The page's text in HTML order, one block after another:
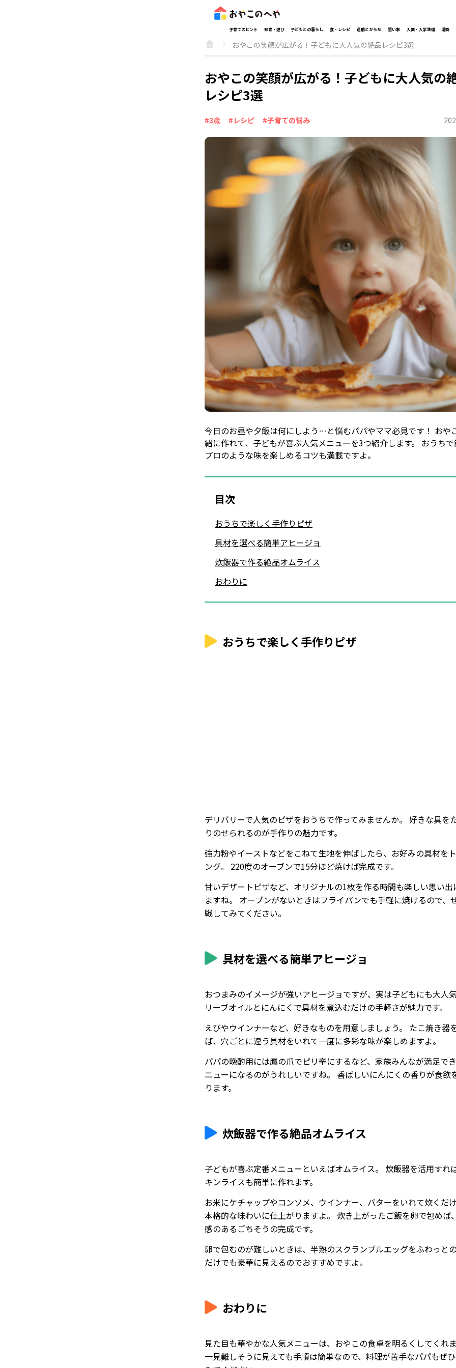
子育てのヒント 知育・遊び 子どもとの暮らし 食・レシピ 運動とからだ 習い事 入園・入学準備 漫画
おやこの笑顔が広がる！子どもに大人気の絶品レシピ3選
おやこの笑顔が広がる！子どもに大人気の
レシピ3選
#3歳 #レシピ #子育ての悩み
今日のお昼や夕飯は何にしよう…と悩むパパやママ必見です！ おや
緒に作れて、子どもが喜ぶ人気メニューを3つ紹介します。 おうち
プロのような味を楽しめるコツも満載ですよ。
目次
おうちで楽しく手作りピザ
具材を選べる簡単アヒージョ
炊飯器で作る絶品オムライス
おわりに
おうちで楽しく手作りピザ
デリバリーで人気のピザをおうちで作ってみませんか。 好きな具を
りのせられるのが手作りの魅力です。
強力粉やイーストなどをこねて生地を伸ばしたら、お好みの具材を
ング。 220度のオーブンで15分ほど焼けば完成です。
甘いデザートピザなど、オリジナルの1枚を作る時間も楽しい思い出
ますね。 オーブンがないときはフライパンでも手軽に焼けるので、
戦してみてください。
具材を選べる簡単アヒージョ
おつまみのイメージが強いアヒージョですが、実は子どもにも大人
リーブオイルとにんにくで具材を煮込むだけの手軽さが魅力です。
えびやウインナーなど、好きなものを用意しましょう。 たこ焼き器
ば、穴ごとに違う具材をいれて一度に多彩な味が楽しめますよ。
パパの晩酌用には鷹の爪でピリ辛にするなど、家族みんなが満足で
ニューになるのがうれしいですね。 香ばしいにんにくの香りが食欲
ります。
炊飯器で作る絶品オムライス
子どもが喜ぶ定番メニューといえばオムライス。 炊飯器を活用すれ
キンライスも簡単に作れます。
お米にケチャップやコンソメ、ウインナー、バターをいれて炊くだけ
本格的な味わいに仕上がりますよ。 炊き上がったご飯を卵で包めば
感のあるごちそうの完成です。
卵で包むのが難しいときは、半熟のスクランブルエッグをふわっと
だけでも豪華に見えるのでおすすめですよ。
おわりに
見た目も華やかな人気メニューは、おやこの食卓を明るくしてくれま
一見難しそうに見えても手順は簡単なので、料理が苦手なパパもぜ